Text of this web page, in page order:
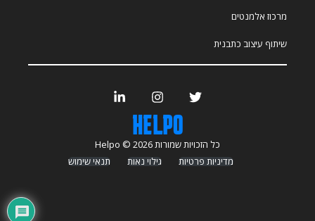
מרכוז אלמנטים
שיתוף עיצוב כתבנית
כל הזכויות שמורות Helpo © 2026
מדיניות פרטיות
גילוי נאות תנאי שימוש